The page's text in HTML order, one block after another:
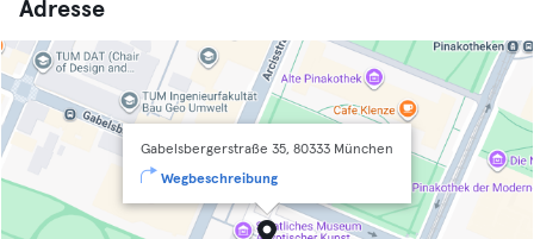
Adresse
Gabelsbergerstraße 35, 80333 München
Wegbeschreibung